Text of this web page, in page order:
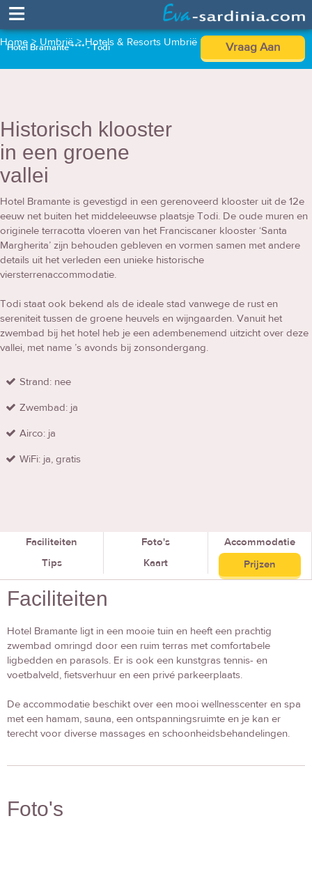
≡
Home > Umbrië > Hotels & Resorts Umbrië > Hotel Bramante ****
Hotel Bramante **** - Todi Vraag Aan
Historisch klooster
in een groene
vallei
Hotel Bramante is gevestigd in een gerenoveerd klooster uit de 12e
eeuw net buiten het middeleeuwse plaatsje Todi. De oude muren en
originele terracotta vloeren van het Franciscaner klooster ‘Santa
Margherita’ zijn behouden gebleven en vormen samen met andere
details uit het verleden een unieke historische
viersterrenaccommodatie.
Todi staat ook bekend als de ideale stad vanwege de rust en
sereniteit tussen de groene heuvels en wijngaarden. Vanuit het
zwembad bij het hotel heb je een adembenemend uitzicht over deze
vallei, met name ’s avonds bij zonsondergang.
Strand: nee
Zwembad: ja
Airco: ja
WiFi: ja, gratis
Faciliteiten Foto's
Accommodatie
Tips
Kaart Prijzen
Faciliteiten
Hotel Bramante ligt in een mooie tuin en heeft een prachtig
zwembad omringd door een ruim terras met comfortabele
ligbedden en parasols. Er is ook een kunstgras tennis- en
voetbalveld, fietsverhuur en een privé parkeerplaats.
De accommodatie beschikt over een mooi wellnesscenter en spa
met een hamam, sauna, een ontspanningsruimte en je kan er
terecht voor diverse massages en schoonheidsbehandelingen.
Foto's